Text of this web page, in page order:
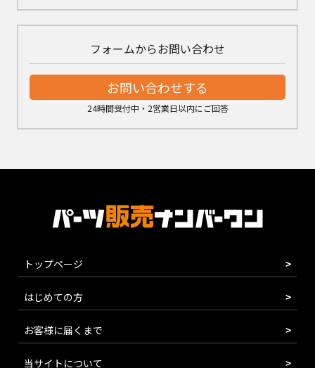
フォームからお問い合わせ
お問い合わせする
24時間受付中・2営業日以内にご回答
トップページ
はじめての方
お客様に届くまで
当サイトについて